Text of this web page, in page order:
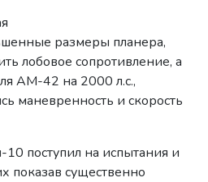
размеры планера,
лобовое сопротивление, а
АМ-42 на 2000 л.с.,
маневренность и скорость
поступил на испытания и
показав существенно